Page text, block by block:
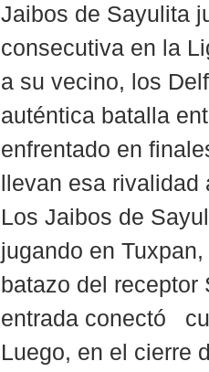
Jaibos de Sayulita
consecutiva en la
a su vecino, los
auténtica batalla
enfrentado en
llevan esa rivalidad
Los Jaibos de
jugando en
batazo del receptor
entrada conectó
Luego, en el cierre